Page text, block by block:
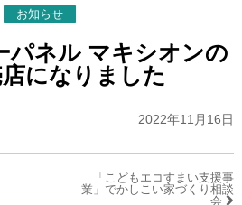
お知らせ
パネル マキシオンの
になりました
2022年11月16日
「こどもエコすまい支援事
業」でかしこい家づくり相談
会